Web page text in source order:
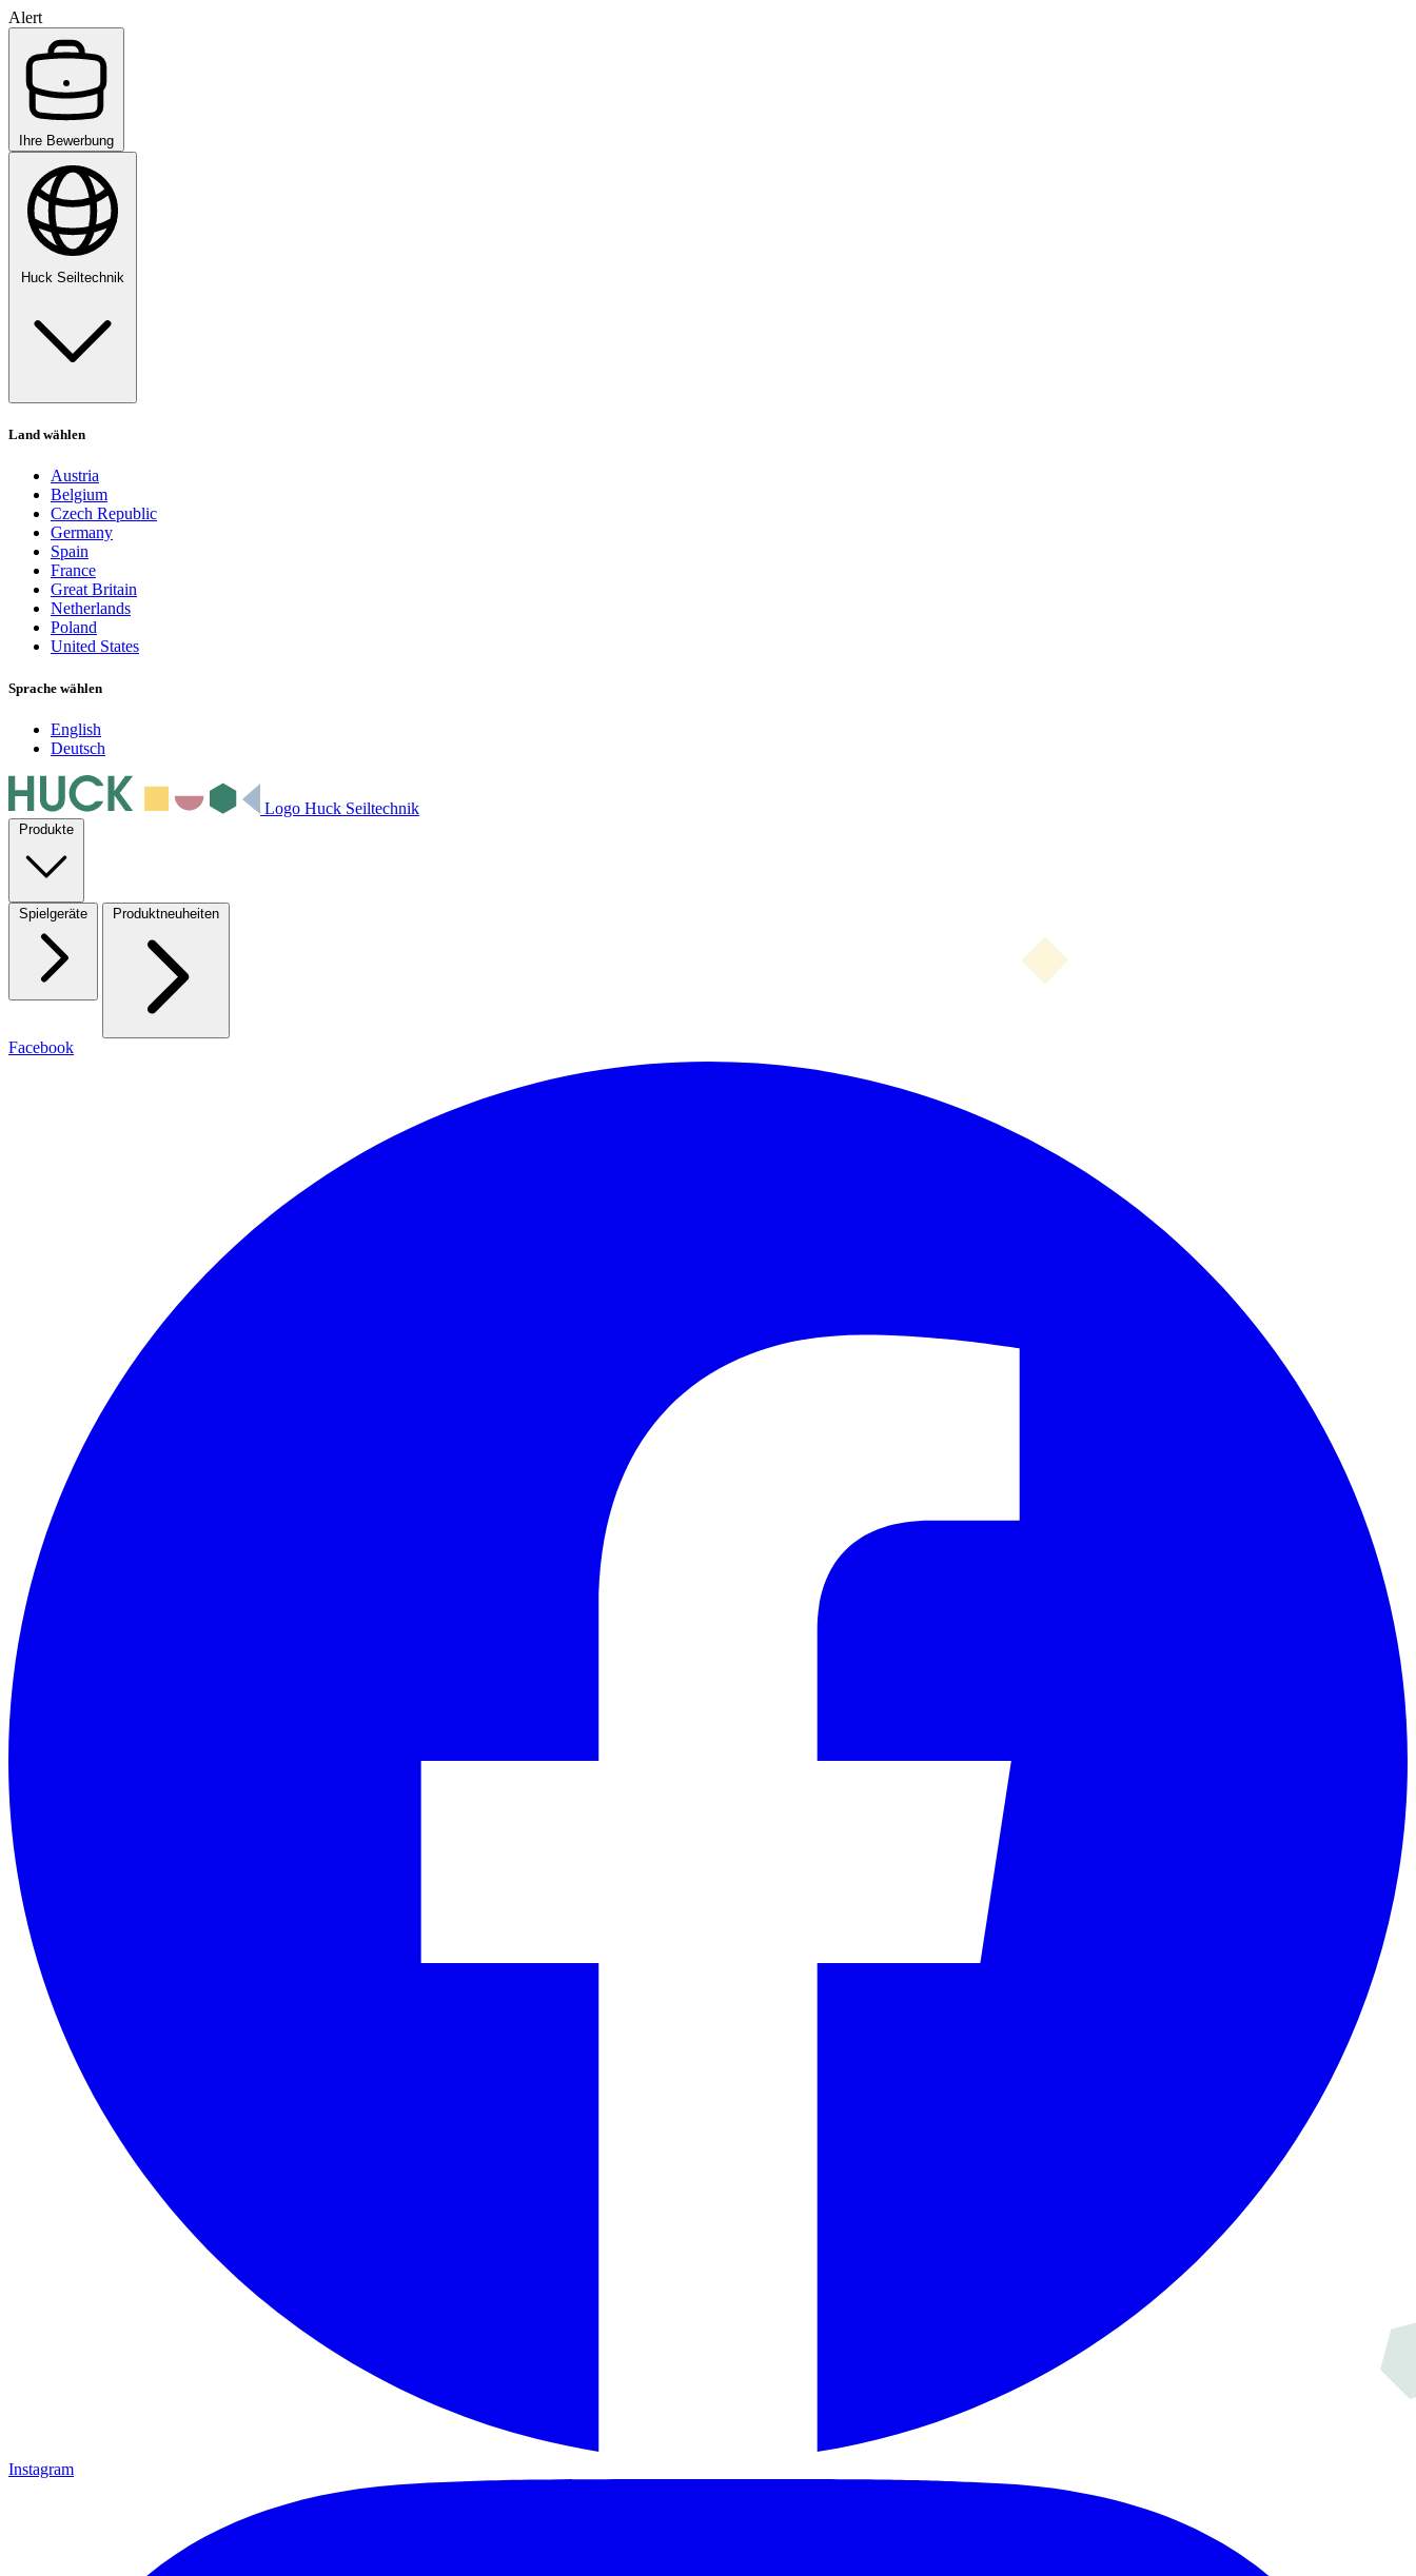
Alert
Ihre Bewerbung
Huck Seiltechnik
Land wählen
Austria
Belgium
Czech Republic
Germany
Spain
France
Great Britain
Netherlands
Poland
United States
Sprache wählen
English
Deutsch
Logo Huck Seiltechnik
Produkte
Spielgeräte Produktneuheiten
Facebook
Instagram